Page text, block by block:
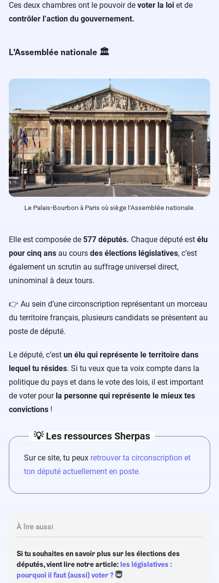
Ces deux chambres ont le pouvoir de voter la loi et de
contrôler l’action du gouvernement.
L’Assemblée nationale 🏛️
Le Palais-Bourbon à Paris où siège l’Assemblée nationale.
Elle est composée de 577 députés. Chaque député est élu
pour cinq ans au cours des élections législatives, c’est
également un scrutin au suffrage universel direct,
uninominal à deux tours.
👉 Au sein d’une circonscription représentant un morceau
du territoire français, plusieurs candidats se présentent au
poste de député.
Le député, c’est un élu qui représente le territoire dans
lequel tu résides. Si tu veux que ta voix compte dans la
politique du pays et dans le vote des lois, il est important
de voter pour la personne qui représente le mieux tes
convictions !
💡 Les ressources Sherpas
Sur ce site, tu peux retrouver ta circonscription et
ton député actuellement en poste.
À lire aussi
Si tu souhaites en savoir plus sur les élections des
députés, vient lire notre article: les législatives :
pourquoi il faut (aussi) voter ? 😇